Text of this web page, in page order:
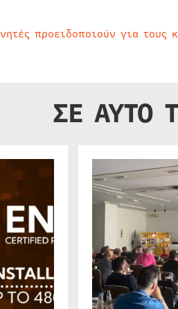
προειδοποιούν για τους
ΣΕ ΑΥΤΟ